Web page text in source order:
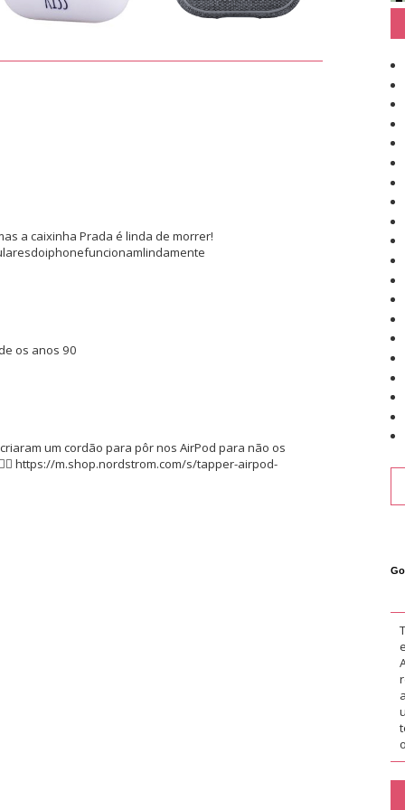
a caixinha Prada é linda de morrer!
os anos 90
um cordão para pôr nos AirPod para não os
https://m.shop.nordstrom.com/s/tapper-airpod-